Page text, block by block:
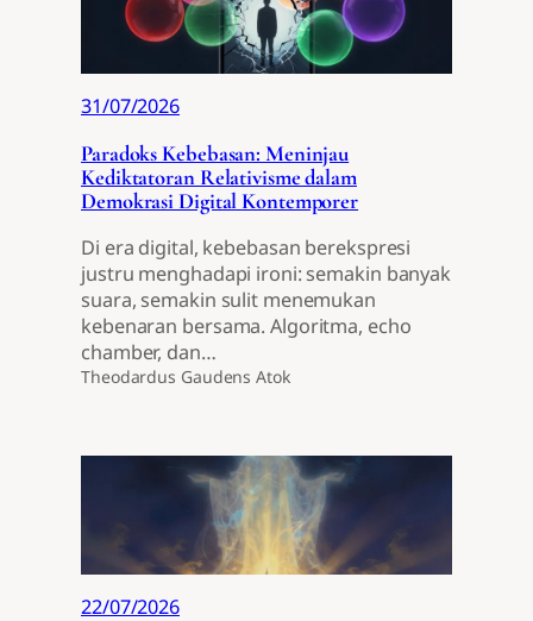
31/07/2026
Paradoks Kebebasan: Meninjau
Kediktatoran Relativisme dalam
Demokrasi Digital Kontemporer
Di era digital, kebebasan berekspresi
justru menghadapi ironi: semakin banyak
suara, semakin sulit menemukan
kebenaran bersama. Algoritma, echo
chamber, dan…
Theodardus Gaudens Atok
22/07/2026